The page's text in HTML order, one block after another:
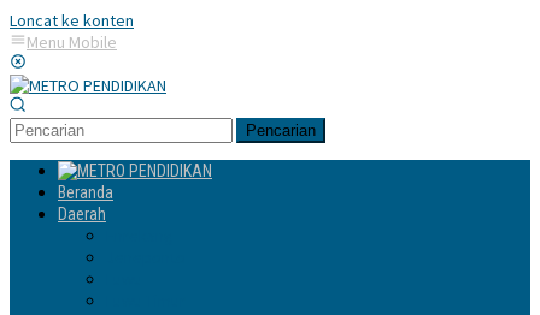
Loncat ke konten
Menu Mobile
Pencarian
Beranda
Daerah